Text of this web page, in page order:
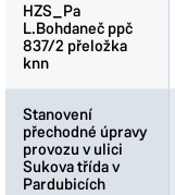
HZS_Pa
L.Bohdaneč ppč
837/2 přeložka
knn
Stanovení
přechodné úpravy
provozu v ulici
Sukova třída v
Pardubicích
HZS_Pa
L.Bohdaneč ppč
837/2 přeložka
knn
Stanovení
přechodné úpravy
provozu v ulici
Sukova třída v
Pardubicích